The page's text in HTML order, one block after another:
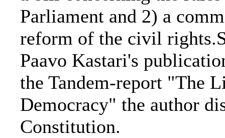
Parliament and 2) a
reform of the civil
Paavo Kastari's
the Tandem-report "The
Democracy" the author
Constitution.